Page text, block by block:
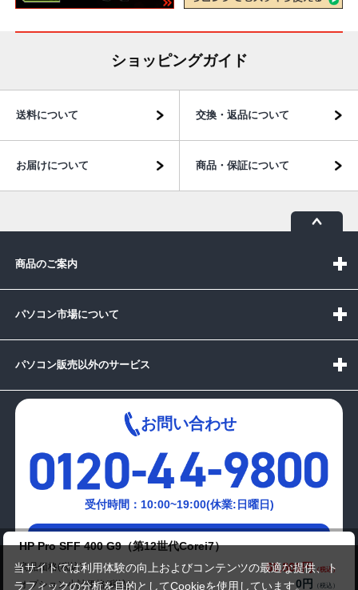
HP Pro SFF 400 G9（第12世代Corei7）
商品価格(税込) 69,801円
オプション小計価格(税込) 0円
ショッピングガイド
送料について 交換・返品について
お届けについて 商品・保証について
商品のご案内
パソコン市場について
パソコン販売以外のサービス
お問い合わせ
受付時間：10:00~19:00(休業:日曜日)
メールでの
お問い合わせはこちら
当サイトでは利用体験の向上およびコンテンツの最適な提供、ト
ラフィックの分析を目的としてCookieを使用しています。